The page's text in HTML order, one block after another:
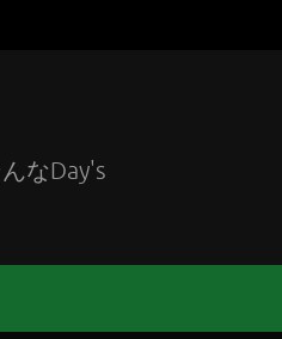
なDay's